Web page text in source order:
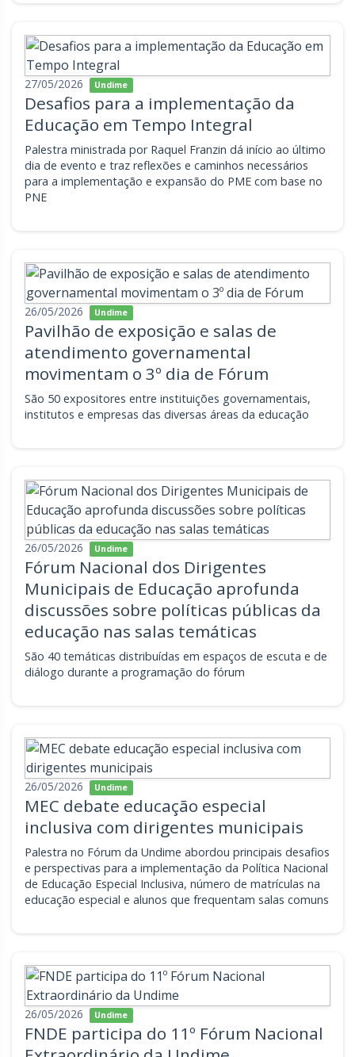
27/05/2026 Undime
Desafios para a implementação da
Educação em Tempo Integral
Palestra ministrada por Raquel Franzin dá início ao último
dia de evento e traz reflexões e caminhos necessários
para a implementação e expansão do PME com base no
PNE
26/05/2026 Undime
Pavilhão de exposição e salas de
atendimento governamental
movimentam o 3º dia de Fórum
São 50 expositores entre instituições governamentais,
institutos e empresas das diversas áreas da educação
26/05/2026 Undime
Fórum Nacional dos Dirigentes
Municipais de Educação aprofunda
discussões sobre políticas públicas da
educação nas salas temáticas
São 40 temáticas distribuídas em espaços de escuta e de
diálogo durante a programação do fórum
26/05/2026 Undime
MEC debate educação especial
inclusiva com dirigentes municipais
Palestra no Fórum da Undime abordou principais desafios
e perspectivas para a implementação da Política Nacional
de Educação Especial Inclusiva, número de matrículas na
educação especial e alunos que frequentam salas comuns
26/05/2026 Undime
FNDE participa do 11º Fórum Nacional